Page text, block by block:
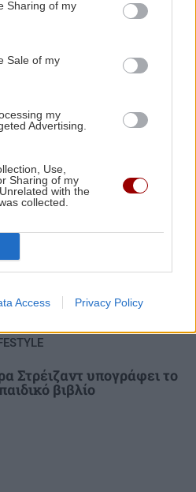
Sharing of my
Sale of my
my
Advertising.
Use,
Sharing of my
with the
collected.
Access Privacy Policy
στις διοργανώσεις της
22:19
Σόφιας διέλυσε 3-0
και ετοιμάζεται για
22:14
σπίτι 23 μέτρων εδώ και
Κλούνεϊ της
τα φώτα σε μνημεία
να εξοικονομήσει
SEX
σχέση: Πώς να μιλήσετε
σε καβγά
Στρέιζαντ υπογράφει το
βιβλίο